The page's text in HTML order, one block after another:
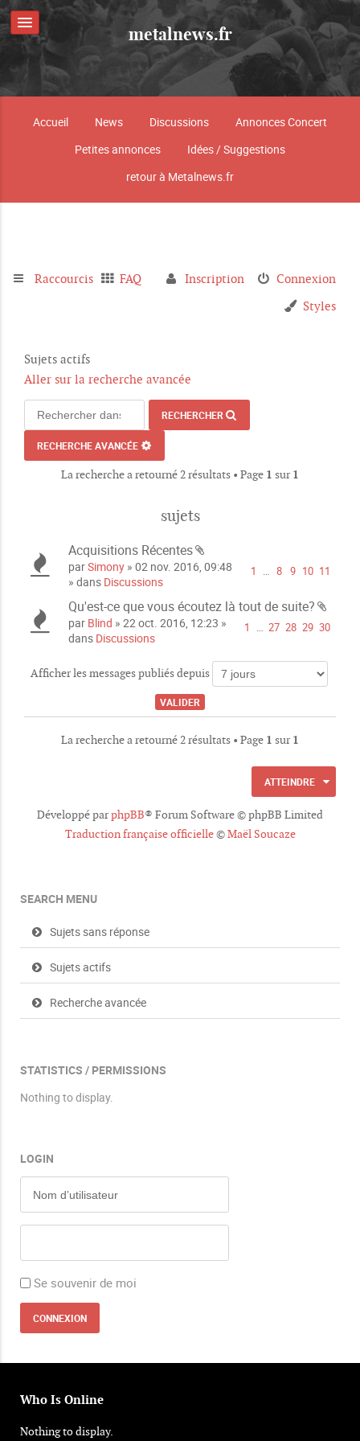
metalnews.fr
Accueil News Discussions
Annonces Concert
Petites annonces
Idées / Suggestions
retour à Metalnews.fr
Raccourcis FAQ Connexion
Inscription
Styles
Sujets actifs
Aller sur la recherche avancée
RECHERCHER
RECHERCHE AVANCÉE
La recherche a retourné 2 résultats • Page 1 sur1
sujets
Acquisitions Récentes
P
c
e
o
n
t
s
1 … 8 9 10 11
parSimony » 02 nov. 2016, 09:48
» dans Discussions
Qu'est-ce que vous écoutez là tout de suite?
i
c
e
t
s
1 … 27 28 29 30
par Blind » 22 oct. 2016, 12:23 »
dans Discussions
Afficher les messages publiés depuis
La recherche a retourné 2 résultats • Page 1 sur1
ATTEINDRE
Développé parphpBB® Forum Software © phpBB Limited
Traduction française officielle©Maël Soucaze
SEARCH MENU
Sujets sans réponse
Sujets actifs
Recherche avancée
STATISTICS / PERMISSIONS
Nothing to display.
LOGIN
Se souvenir de moi
Who Is Online
Nothing to display.